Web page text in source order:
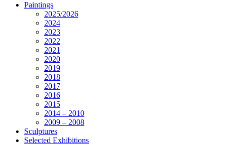
Paintings
2025/2026
2024
2023
2022
2021
2020
2019
2018
2017
2016
2015
2014 – 2010
2009 – 2008
Sculptures
Selected Exhibitions